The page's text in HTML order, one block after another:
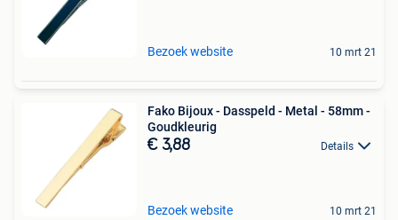
Bezoek website 10 mrt 21
Fako Bijoux - Dasspeld - Metal - 58mm -
Goudkleurig
€ 3,88 Details
Bezoek website 10 mrt 21